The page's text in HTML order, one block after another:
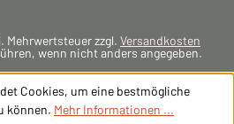
Mehrwertsteuer zzgl. Versandkosten
wenn nicht anders angegeben.
Cookies, um eine bestmögliche
können. Mehr Informationen ...